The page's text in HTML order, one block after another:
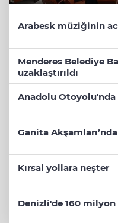
Arabesk müziğinin
Menderes Belediye
uzaklaştırıldı
Anadolu
Ganita
Kırsal yollara neşter
Denizli'de 160 milyon